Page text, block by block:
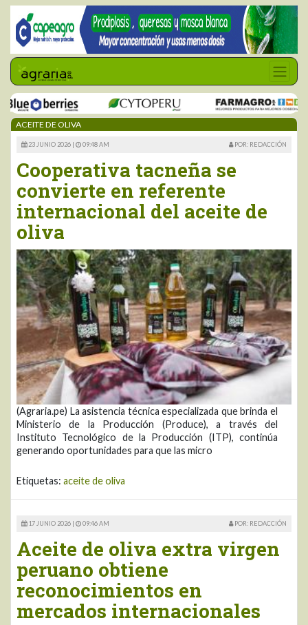
ACEITE DE OLIVA
23 JUNIO 2026 | 09:48 AM POR: REDACCIÓN
Cooperativa tacneña se
convierte en referente
internacional del aceite de
oliva
(Agraria.pe) La asistencia técnica especializada que brinda el
Ministerio de la Producción (Produce), a través del
Instituto Tecnológico de la Producción (ITP), continúa
generando oportunidades para que las micro
Etiquetas: aceite de oliva
17 JUNIO 2026 | 09:46 AM POR: REDACCIÓN
Aceite de oliva extra virgen
peruano obtiene
reconocimientos en
mercados internacionales